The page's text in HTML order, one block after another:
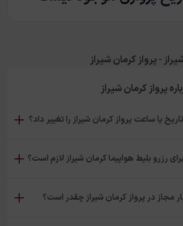
- پرواز کرمان شیراز
پرواز کرمان شیراز
یا ساعت پرواز کرمان شیراز را تغییر داد؟
رزرو بلیط هواپیما کرمان شیراز لازم است؟
مجاز در پرواز کرمان شیراز چقدر است؟